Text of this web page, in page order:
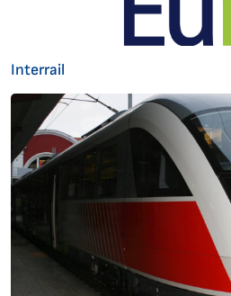
Interrail